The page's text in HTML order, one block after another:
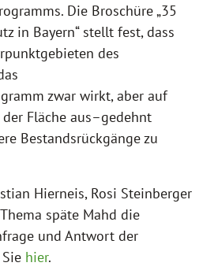
Die Broschüre „35
in Bayern“ stellt fest, dass
des
zwar wirkt, aber auf
Fläche aus–gedehnt
Bestandsrückgänge zu
Hierneis, Rosi Steinberger
späte Mahd die
und Antwort der
hier.